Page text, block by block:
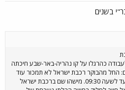
בשנים
כהרגלו על קו נהריה-באר-שבע חיכתה
החל מהבוקר רכבת ישראל לא תמכור עוד
מקומות שמורים בימי ראשון עד לשעה 09:30. מישהו שם ברכבת ישראל